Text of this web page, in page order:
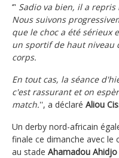
‘’' Sadio va bien, il a
Nous suivons
que le choc a été sérieux
un sportif de haut niveau
corps.
En tout cas, la séance
c'est rassurant et on
match.'', a déclaré Aliou
Un derby nord-africain
finale ce dimanche avec le
au stade Ahamadou Ahidjo